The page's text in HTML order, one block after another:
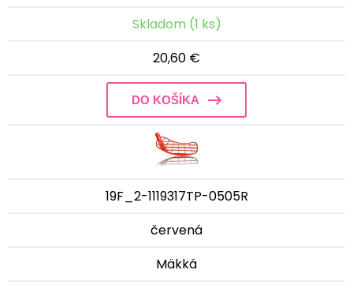
Skladom (1 ks)
20,60 €
DO KOŠÍKA
19F_2-1119317TP-0505R
červená
Mäkká